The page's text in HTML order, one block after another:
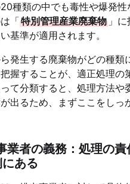
種類の中でも毒性や爆発性
「特別管理産業廃棄物 」
基準が適用されます。
発生する廃棄物がどの種類
握することが、適正処理の
て分類すると、処理方法や
出るため、まずここをしっ
者の義務：処理の責
ある